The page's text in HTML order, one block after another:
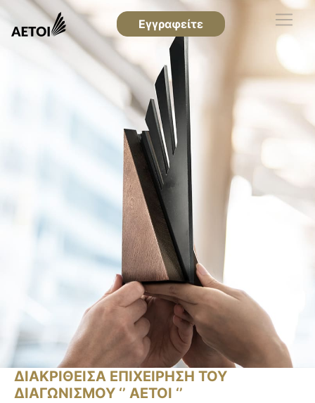
Εγγραφείτε
ΔΙΑΚΡΙΘΕΙΣΑ ΕΠΙΧΕΙΡΗΣΗ ΤΟΥ
ΔΙΑΓΩΝΙΣΜΟΥ ‘’ ΑΕΤΟΙ ‘’